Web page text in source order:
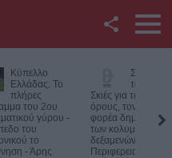
Συμμαχία Υπέρ
των Πολιτών:
το κόστος, τους
τρόπο και τον
δημοπράτησης
της
Αρχής
Υπό
φωτιά σε
δύσβατο
στον Όλυμπο –
Παραμένουν οι
στο σημείο